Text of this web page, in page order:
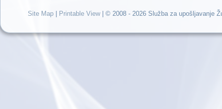
Site Map Printable View| © 2008 - 2026 Služba za upošljavanje